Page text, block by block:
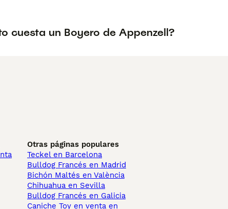
cuesta un Boyero de Appenzell?
Otras páginas populares
Teckel en Barcelona
Bulldog Francés en Madrid
Bichón Maltés en València
Chihuahua en Sevilla
Bulldog Francés en Galicia
Caniche Toy en venta en